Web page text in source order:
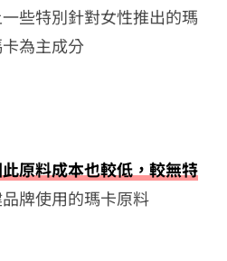
一些特別針對女性推出的瑪
為主成分
原料成本也較低，較無特
牌使用的瑪卡原料